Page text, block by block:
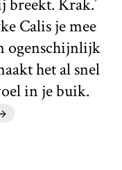
Calis je mee
ogenschijnlijk
het al snel
in je buik.